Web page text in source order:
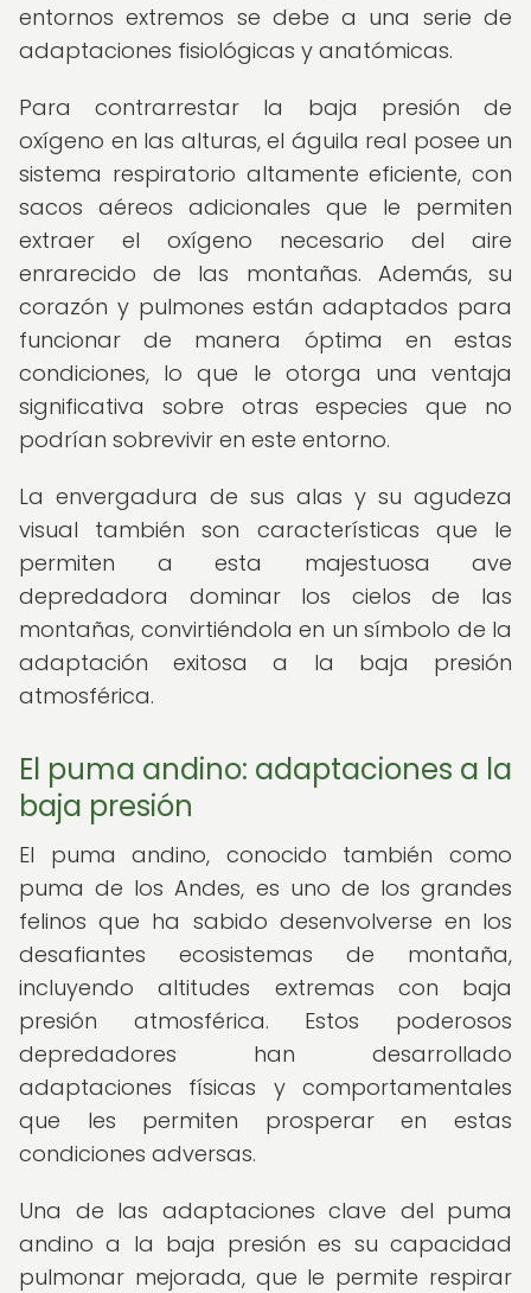
entornos extremos se debe a una serie de
adaptaciones fisiológicas y anatómicas.
Para contrarrestar la baja presión de
oxígeno en las alturas, el águila real posee un
sistema respiratorio altamente eficiente, con
sacos aéreos adicionales que le permiten
extraer el oxígeno necesario del aire
enrarecido de las montañas. Además, su
corazón y pulmones están adaptados para
funcionar de manera óptima en estas
condiciones, lo que le otorga una ventaja
significativa sobre otras especies que no
podrían sobrevivir en este entorno.
La envergadura de sus alas y su agudeza
visual también son características que le
permiten a esta majestuosa ave
depredadora dominar los cielos de las
montañas, convirtiéndola en un símbolo de la
adaptación exitosa a la baja presión
atmosférica.
El puma andino: adaptaciones a la
baja presión
El puma andino, conocido también como
puma de los Andes, es uno de los grandes
felinos que ha sabido desenvolverse en los
desafiantes ecosistemas de montaña,
incluyendo altitudes extremas con baja
presión atmosférica. Estos poderosos
depredadores han desarrollado
adaptaciones físicas y comportamentales
que les permiten prosperar en estas
condiciones adversas.
Una de las adaptaciones clave del puma
andino a la baja presión es su capacidad
pulmonar mejorada, que le permite respirar